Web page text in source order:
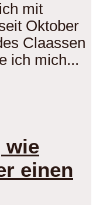
mit
Oktober
Claassen
ich mich...
wie
einen